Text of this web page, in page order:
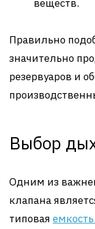
веществ.
Правильно
значительно
резервуаров и
Выбор
Одним из
клапана
типовая